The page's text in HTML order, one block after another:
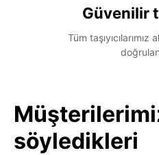
Güvenilir
Tüm
söyledikleri